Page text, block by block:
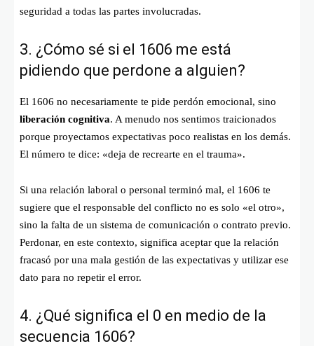
seguridad a todas las partes involucradas.
3. ¿Cómo sé si el 1606 me está
pidiendo que perdone a alguien?
El 1606 no necesariamente te pide perdón emocional, sino
liberación cognitiva. A menudo nos sentimos traicionados
porque proyectamos expectativas poco realistas en los demás.
El número te dice: «deja de recrearte en el trauma».
Si una relación laboral o personal terminó mal, el 1606 te
sugiere que el responsable del conflicto no es solo «el otro»,
sino la falta de un sistema de comunicación o contrato previo.
Perdonar, en este contexto, significa aceptar que la relación
fracasó por una mala gestión de las expectativas y utilizar ese
dato para no repetir el error.
4. ¿Qué significa el 0 en medio de la
secuencia 1606?